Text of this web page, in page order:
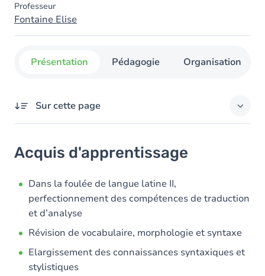
Professeur
Fontaine Elise
Présentation Pédagogie Organisation
Sur cette page
Objectifs
Contenu
Acquis d'apprentissage
Dans la foulée de langue latine II,
perfectionnement des compétences de traduction
et d’analyse
Révision de vocabulaire, morphologie et syntaxe
Elargissement des connaissances syntaxiques et
stylistiques